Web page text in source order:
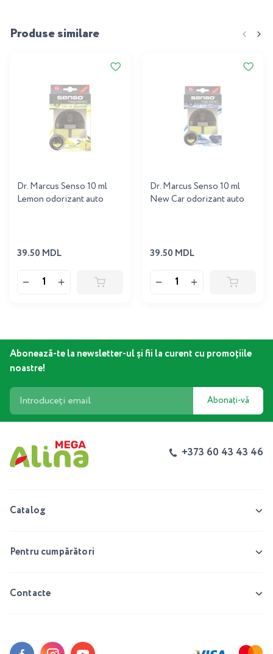
Produse similare
Dr. Marcus Senso 10 ml
Lemon odorizant auto
39.50 MDL
Dr. Marcus Senso 10 ml
New Car odorizant auto
39.50 MDL
Abonează-te la newsletter-ul și fii la curent cu promoțiile
noastre!
Abonați-vă
+373 60 43 43 46
Catalog
Pentru cumpărători
Contacte